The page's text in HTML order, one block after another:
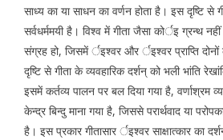
साध्य का या साधन का वर्णन होता है। इस दृष्टि से
सर्वधर्ममयी है। विश्व में गीता जैसा कोर्इ ग्रन्थ
संग्रह हो, जिसमें र्इश्वर और र्इश्वर प्राप्ति
दृष्टि से गीता के व्यवहारिक दर्शन् को भली भांति
इसमें कर्तव्य पालन पर बल दिया गया है, वर्णाश्रम
केन्द्र बिन्दु माना गया है, जिससे परार्थवाद या
है। इस प्रकार गीतासार र्इश्वर साक्षात्कार का